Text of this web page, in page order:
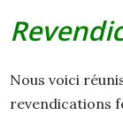
Nous voici
revendications